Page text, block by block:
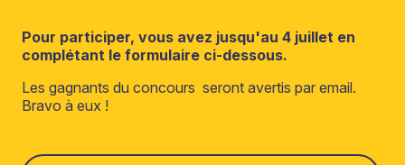
Pour participer, vous avez jusqu'au 4 juillet en
complétant le formulaire ci-dessous.
Les gagnants du concours seront avertis par email.
Bravo à eux !